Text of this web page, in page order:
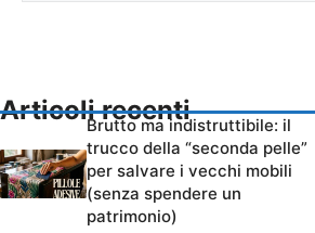
Articoli recenti
Brutto ma indistruttibile: il
trucco della “seconda pelle”
per salvare i vecchi mobili
(senza spendere un
patrimonio)